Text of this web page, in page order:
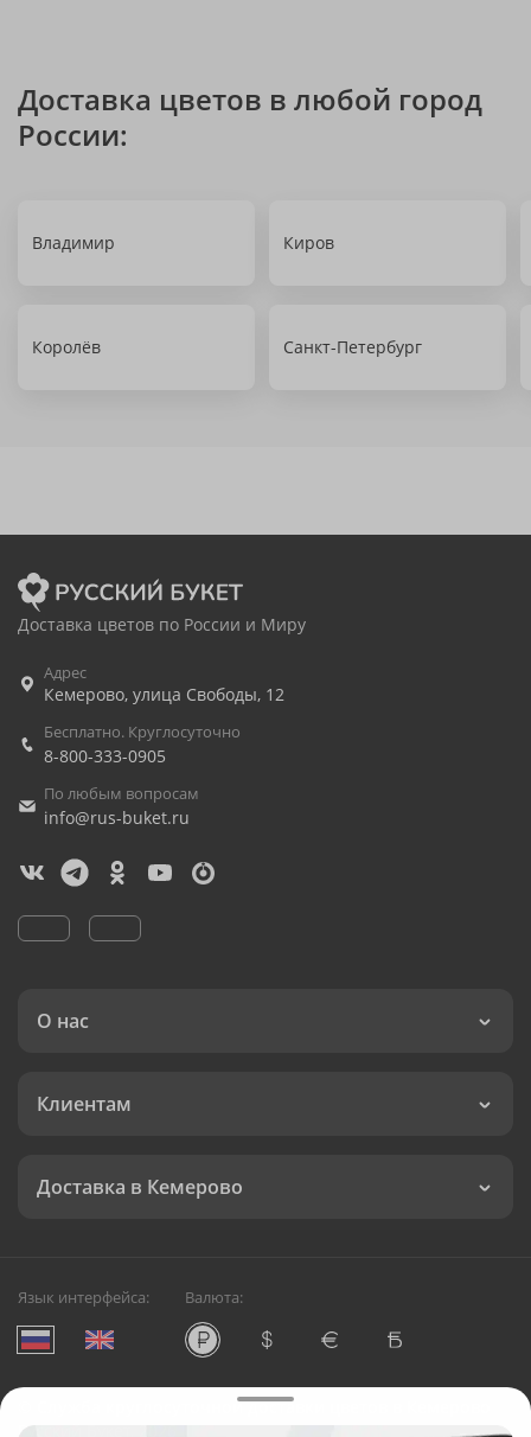
Доставка цветов в любой город
России:
Владимир Киров
Королёв Санкт-Петербург
Доставка цветов по России и Миру
Адрес
Кемерово, улица Свободы, 12
Бесплатно. Круглосуточно
8-800-333-0905
По любым вопросам
info@rus-buket.ru
О нас
Клиентам
Доставка в Кемерово
Язык интерфейса: Валюта:
Служба круглосуточной доставки цветов в Кемерово
Русский Букет, 2026